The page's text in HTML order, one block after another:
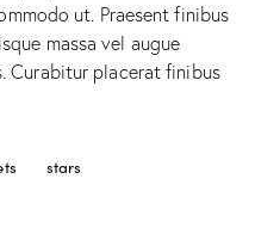
ut. Praesent finibus
massa vel augue
Curabitur placerat finibus
stars